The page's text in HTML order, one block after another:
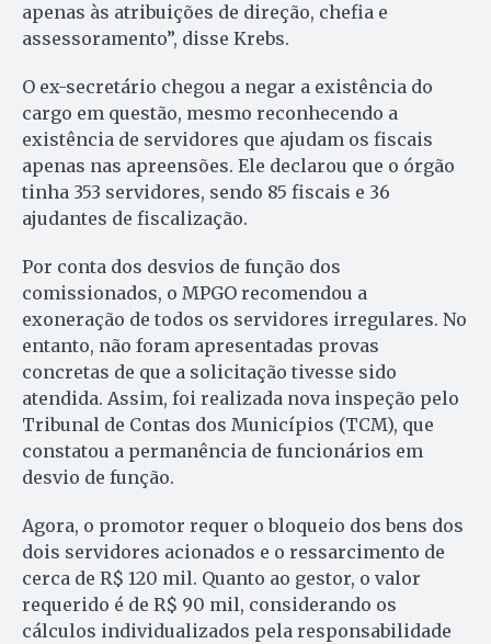
apenas às atribuições de direção, chefia e
assessoramento”, disse Krebs.
O ex-secretário chegou a negar a existência do
cargo em questão, mesmo reconhecendo a
existência de servidores que ajudam os fiscais
apenas nas apreensões. Ele declarou que o órgão
tinha 353 servidores, sendo 85 fiscais e 36
ajudantes de fiscalização.
Por conta dos desvios de função dos
comissionados, o MPGO recomendou a
exoneração de todos os servidores irregulares. No
entanto, não foram apresentadas provas
concretas de que a solicitação tivesse sido
atendida. Assim, foi realizada nova inspeção pelo
Tribunal de Contas dos Municípios (TCM), que
constatou a permanência de funcionários em
desvio de função.
Agora, o promotor requer o bloqueio dos bens dos
dois servidores acionados e o ressarcimento de
cerca de R$ 120 mil. Quanto ao gestor, o valor
requerido é de R$ 90 mil, considerando os
cálculos individualizados pela responsabilidade